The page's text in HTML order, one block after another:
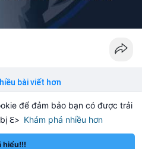
để đảm bảo bạn có được trải
ℇ> Khám phá nhiều hơn
hiểu!!!
BNB BNB $601.14 +1.39%
bài viết hơn